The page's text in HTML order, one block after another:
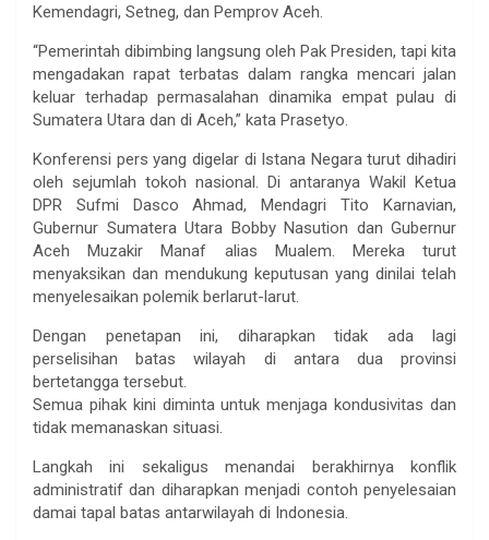
Kemendagri, Setneg, dan Pemprov Aceh.
“Pemerintah dibimbing langsung oleh Pak Presiden, tapi kita
mengadakan rapat terbatas dalam rangka mencari jalan
keluar terhadap permasalahan dinamika empat pulau di
Sumatera Utara dan di Aceh,” kata Prasetyo.
Konferensi pers yang digelar di Istana Negara turut dihadiri
oleh sejumlah tokoh nasional. Di antaranya Wakil Ketua
DPR Sufmi Dasco Ahmad, Mendagri Tito Karnavian,
Gubernur Sumatera Utara Bobby Nasution dan Gubernur
Aceh Muzakir Manaf alias Mualem. Mereka turut
menyaksikan dan mendukung keputusan yang dinilai telah
menyelesaikan polemik berlarut-larut.
Dengan penetapan ini, diharapkan tidak ada lagi
perselisihan batas wilayah di antara dua provinsi
bertetangga tersebut.
Semua pihak kini diminta untuk menjaga kondusivitas dan
tidak memanaskan situasi.
Langkah ini sekaligus menandai berakhirnya konflik
administratif dan diharapkan menjadi contoh penyelesaian
damai tapal batas antarwilayah di Indonesia.